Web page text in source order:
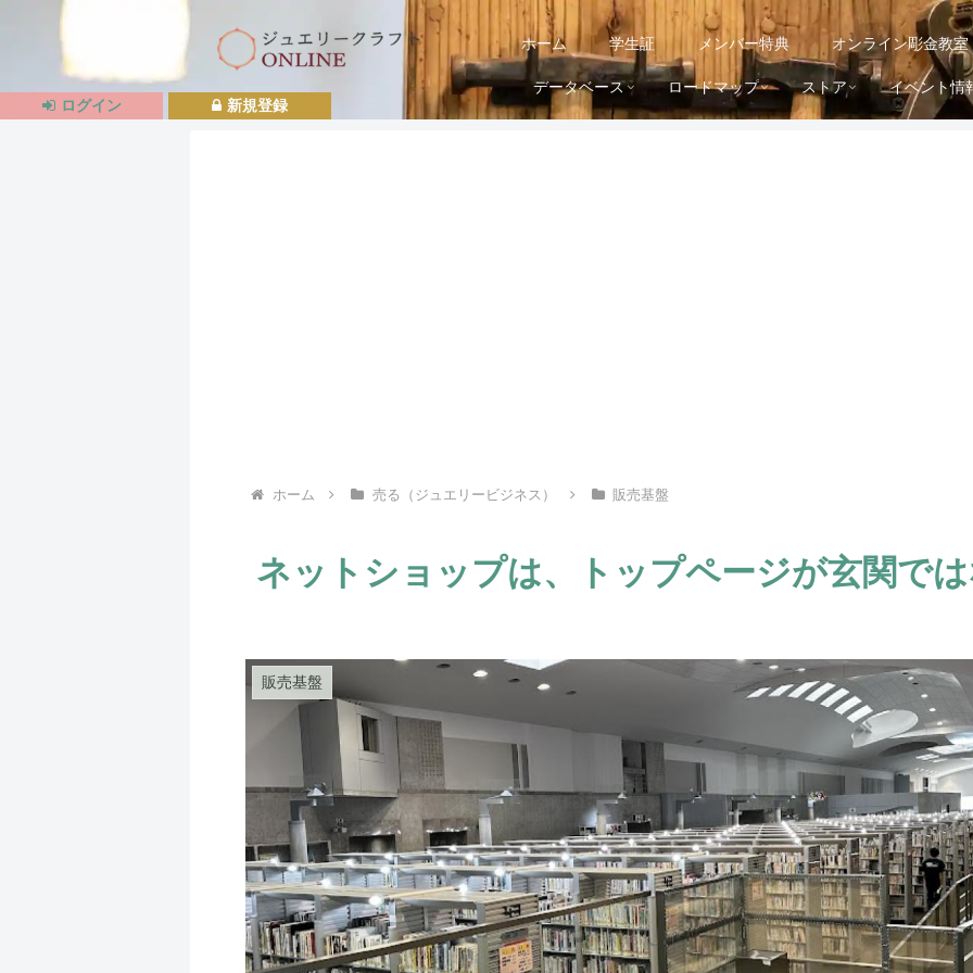
ホーム 学生証 メンバー特典 オンライン彫金教室
データベース ロードマップ ストア イベント情
ホーム 売る（ジュエリービジネス） 販売基盤
ネットショップは、トップページが玄関で
販売基盤
新規登録
ログイン